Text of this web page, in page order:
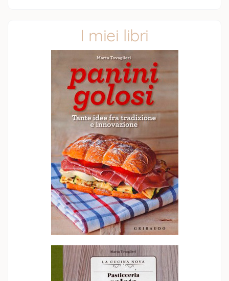
I miei libri